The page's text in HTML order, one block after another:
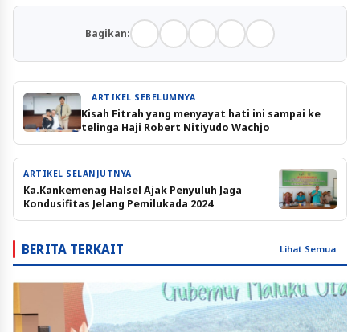
Bagikan:
ARTIKEL SEBELUMNYA
Kisah Fitrah yang menyayat hati ini sampai ke
telinga Haji Robert Nitiyudo Wachjo
ARTIKEL SELANJUTNYA
Ka.Kankemenag Halsel Ajak Penyuluh Jaga
Kondusifitas Jelang Pemilukada 2024
BERITA TERKAIT Lihat Semua